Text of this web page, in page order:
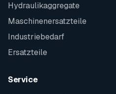
Hydraulikaggregate
Maschinenersatzteile
Industriebedarf
Ersatzteile
Service